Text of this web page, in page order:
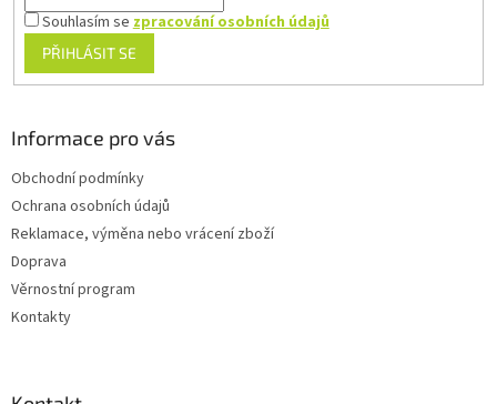
Souhlasím se zpracování osobních údajů
PŘIHLÁSIT SE
Informace pro vás
Obchodní podmínky
Ochrana osobních údajů
Reklamace, výměna nebo vrácení zboží
Doprava
Věrnostní program
Kontakty